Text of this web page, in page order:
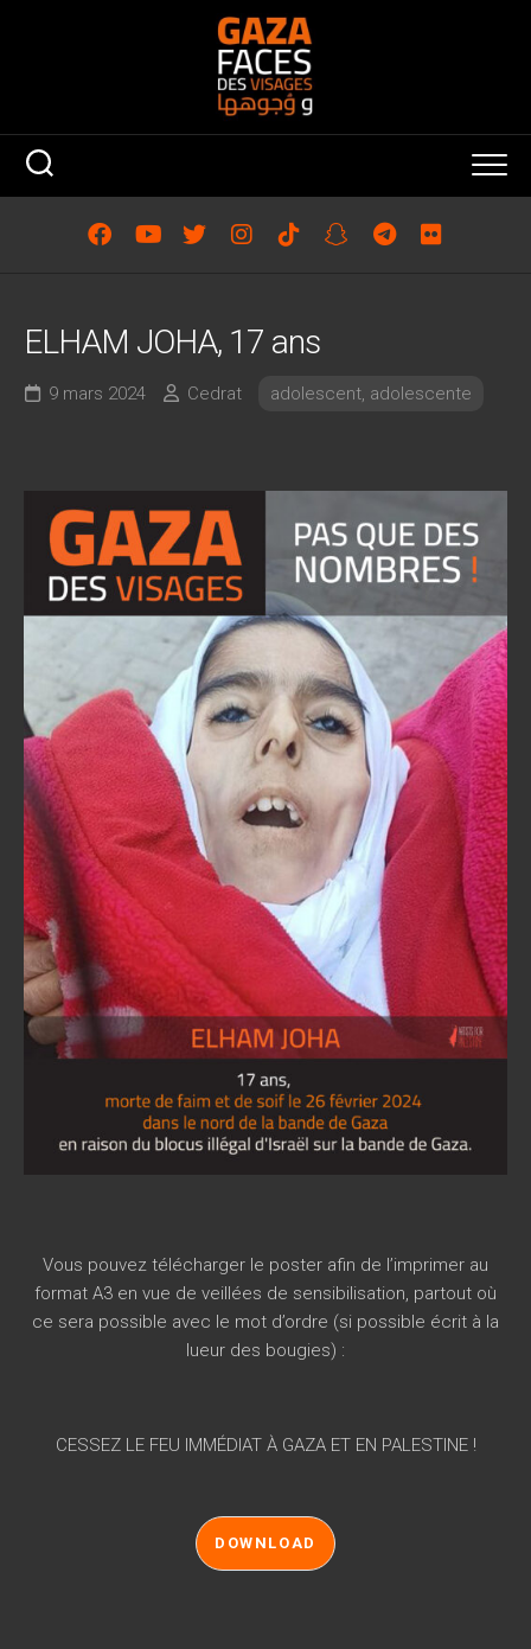
ELHAM JOHA, 17 ans
9 mars 2024 Cedrat adolescent, adolescente
Vous pouvez télécharger le poster afin de l’imprimer au
format A3 en vue de veillées de sensibilisation, partout où
ce sera possible avec le mot d’ordre (si possible écrit à la
lueur des bougies) :
CESSEZ LE FEU IMMÉDIAT À GAZA ET EN PALESTINE !
DOWNLOAD